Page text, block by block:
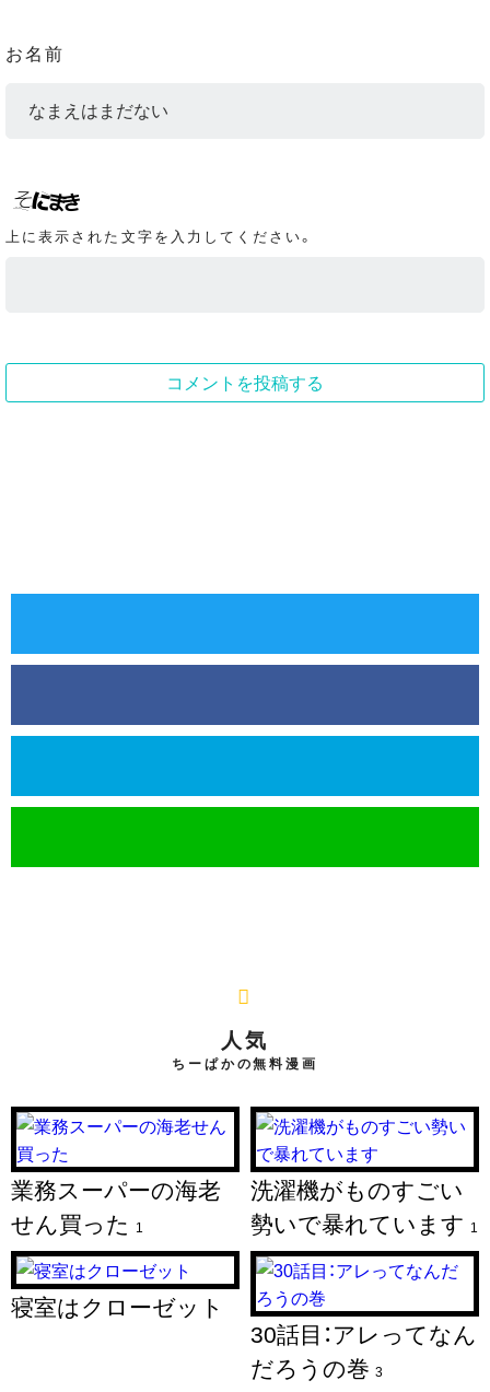
お名前
上に表示された文字を入力してください。
人気
ちーぱかの無料漫画
業務スーパーの海老
せん買った 1
洗濯機がものすごい
勢いで暴れています 1
寝室はクローゼット
30話目：アレってなん
だろうの巻 3